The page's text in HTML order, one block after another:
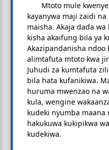
Mtoto mule
kayanywa maji zaidi
maisha. Akaja dada
kisha akaifung bila ya
Akazipandanisha
alimtafuta mtoto kwa
Juhudi za kumtafuta
bila hata kufanikiwa.
huruma mwenzao na
kula, wengine
kudeki nyumba maana
hakukuwa kukipikwa
kudekiwa.